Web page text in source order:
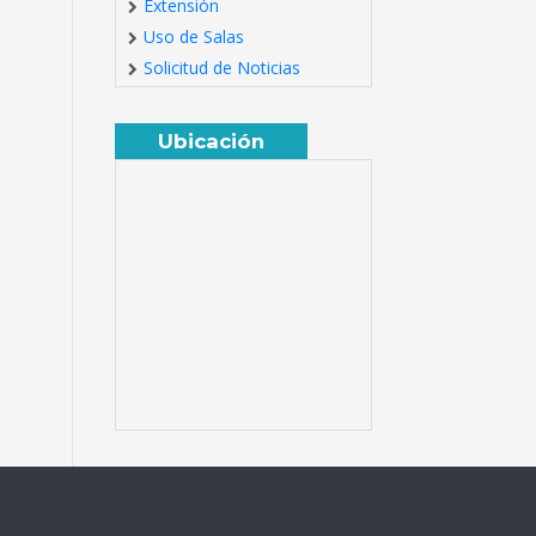
Extensión
Uso de Salas
Solicitud de Noticias
Ubicación